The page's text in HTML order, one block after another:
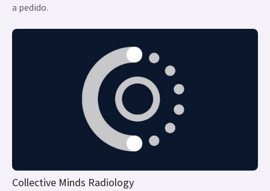
a pedido.
Collective Minds Radiology